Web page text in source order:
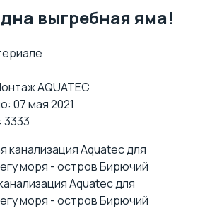
выгребная яма!
AQUATEC
07 мая 2021
Aquatec для
моря - остров Бирючий